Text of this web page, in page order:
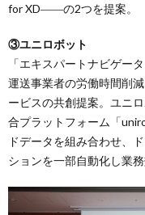
for XD――の2つを提案。
③ユニロボット
「エキスパートナビゲー
運送事業者の労働時間削
ービスの共創提案。ユニ
合プラットフォーム「
ドデータを組み合わせ、
ションを一部自動化し業務